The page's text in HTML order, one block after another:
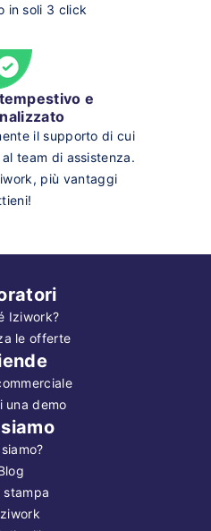
in soli 3 click
e
il supporto di cui
team di assistenza.
più vantaggi
Iziwork?
le offerte
una demo
stampa